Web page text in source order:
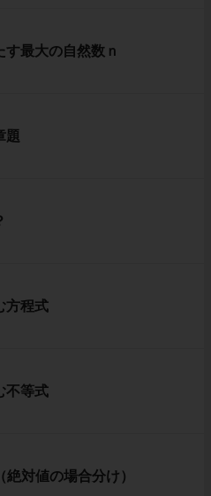
す最大の自然数ｎ
題
方程式
不等式
絶対値の場合分け）